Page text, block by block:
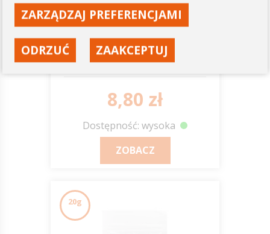
Agrest liofilizowany 20g
Camvil
8,80 zł
Dostępność: wysoka
ZOBACZ
20g
ZARZĄDZAJ PREFERENCJAMI
ODRZUĆ ZAAKCEPTUJ